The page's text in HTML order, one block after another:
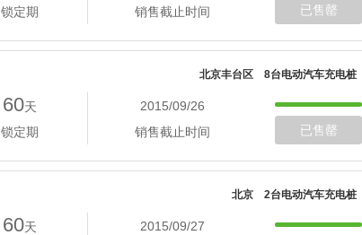
锁定期
销售截止时间
已售罄
北京丰台区 8台电动汽车充电桩
60天
锁定期
2015/09/26
销售截止时间
已售罄
北京 2台电动汽车充电桩
60天
2015/09/27